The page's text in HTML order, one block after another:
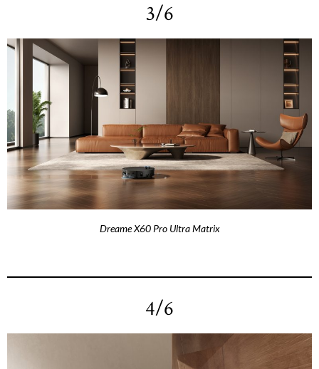
3/6
Dreame X60 Pro Ultra Matrix
4/6